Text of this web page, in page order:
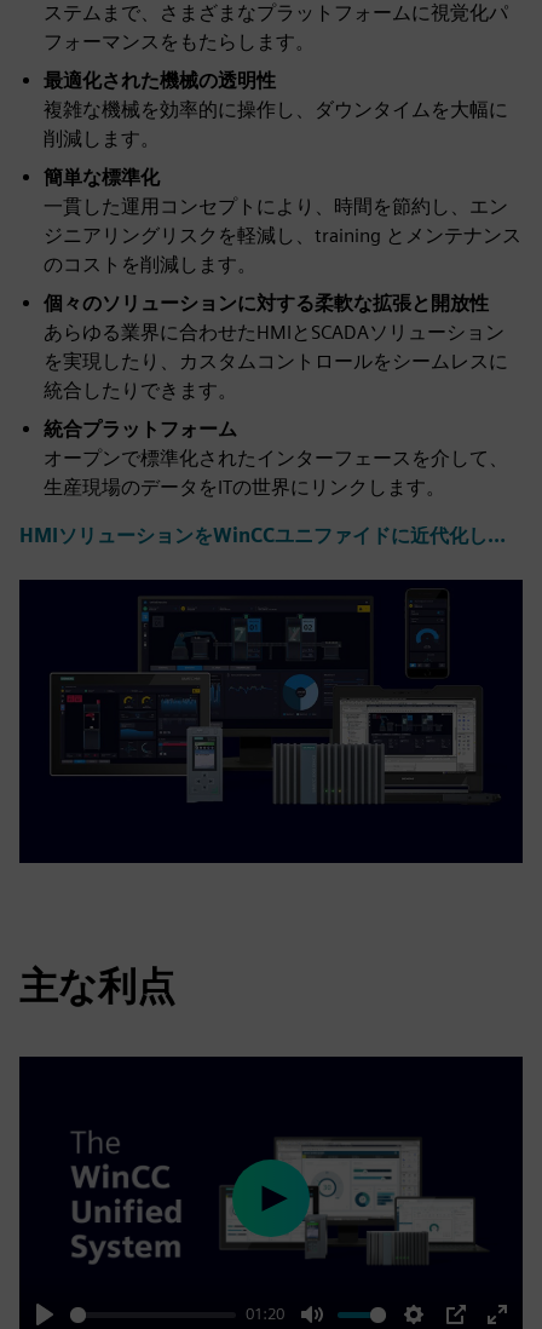
ステムまで、さまざまなプラットフォームに視覚化パ
フォーマンスをもたらします。
最適化された機械の透明性
複雑な機械を効率的に操作し、ダウンタイムを大幅に
削減します。
簡単な標準化
一貫した運用コンセプトにより、時間を節約し、エン
ジニアリングリスクを軽減し、training とメンテナンス
のコストを削減します。
個々のソリューションに対する柔軟な拡張と開放性
あらゆる業界に合わせたHMIとSCADAソリューション
を実現したり、カスタムコントロールをシームレスに
統合したりできます。
統合プラットフォーム
オープンで標準化されたインターフェースを介して、
生産現場のデータをITの世界にリンクします。
HMIソリューションをWinCCユニファイドに近代化してください >
主な利点
01:20
Play